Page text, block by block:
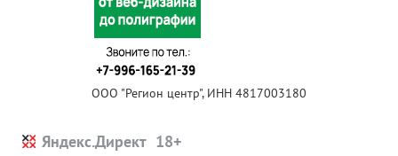
ООО "Регион центр", ИНН 4817003180
Яндекс.Директ